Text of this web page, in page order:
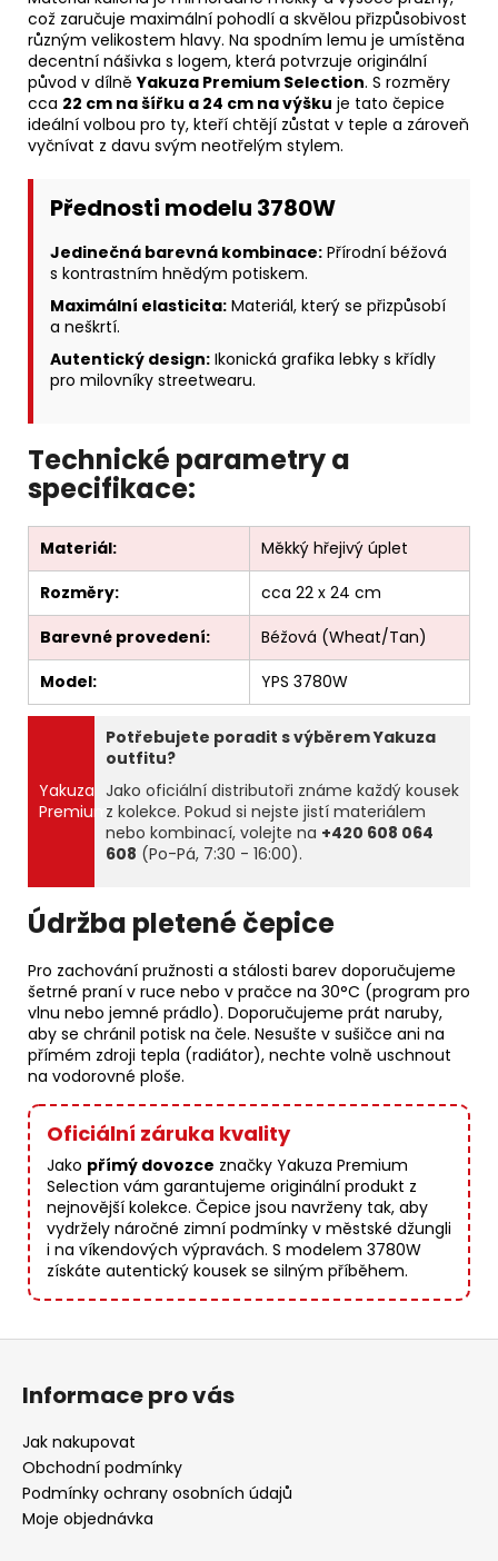
což zaručuje maximální pohodlí a skvělou přizpůsobivost
různým velikostem hlavy. Na spodním lemu je umístěna
decentní nášivka s logem, která potvrzuje originální
původ v dílněYakuza Premium Selection. S rozměry
cca 22 cm na šířku a 24 cm na výšku je tato čepice
ideální volbou pro ty, kteří chtějí zůstat v teple a zároveň
vyčnívat z davu svým neotřelým stylem.
Přednosti modelu 3780W
Jedinečná barevná kombinace: Přírodní béžová
s kontrastním hnědým potiskem.
Maximální elasticita: Materiál, který se přizpůsobí
a neškrtí.
Autentický design: Ikonická grafika lebky s křídly
pro milovníky streetwearu.
Technické parametry a
specifikace:
Materiál:
Měkký hřejivý úplet
Rozměry:
cca 22 x 24 cm
Barevné provedení:
Béžová (Wheat/Tan)
Model:
YPS 3780W
Yakuza
Premium
Potřebujete poradit s výběrem Yakuza
outfitu?
Jako oficiální distributoři známe každý kousek
z kolekce. Pokud si nejste jistí materiálem
nebo kombinací, volejte na +420 608 064
608 (Po-Pá, 7:30 - 16:00).
Údržba pletené čepice
Pro zachování pružnosti a stálosti barev doporučujeme
šetrné praní v ruce nebo v pračce na 30°C (program pro
vlnu nebo jemné prádlo). Doporučujeme prát naruby,
aby se chránil potisk na čele. Nesušte v sušičce ani na
přímém zdroji tepla (radiátor), nechte volně uschnout
na vodorovné ploše.
Oficiální záruka kvality
Jako přímý dovozce značky Yakuza Premium
Selection vám garantujeme originální produkt z
nejnovější kolekce. Čepice jsou navrženy tak, aby
vydržely náročné zimní podmínky v městské džungli
i na víkendových výpravách. S modelem 3780W
získáte autentický kousek se silným příběhem.
Informace pro vás
Jak nakupovat
Obchodní podmínky
Podmínky ochrany osobních údajů
Moje objednávka